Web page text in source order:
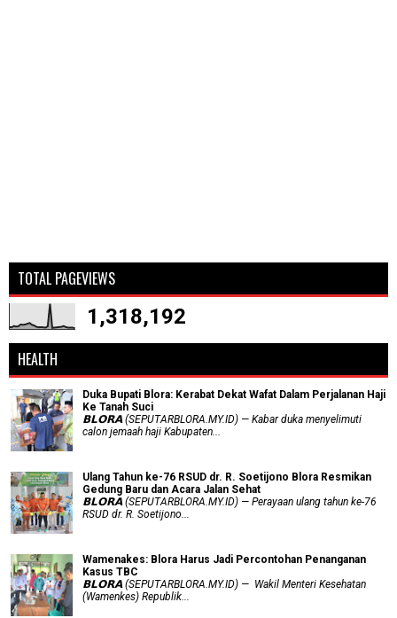
TOTAL PAGEVIEWS
1,318,192
HEALTH
Duka Bupati Blora: Kerabat Dekat Wafat Dalam Perjalanan Haji
Ke Tanah Suci
𝗕𝗟𝗢𝗥𝗔 (SEPUTARBLORA.MY.ID) — Kabar duka menyelimuti
calon jemaah haji Kabupaten...
Ulang Tahun ke-76 RSUD dr. R. Soetijono Blora Resmikan
Gedung Baru dan Acara Jalan Sehat
𝗕𝗟𝗢𝗥𝗔 (SEPUTARBLORA.MY.ID) — Perayaan ulang tahun ke-76
RSUD dr. R. Soetijono...
Wamenakes: Blora Harus Jadi Percontohan Penanganan
Kasus TBC
𝗕𝗟𝗢𝗥𝗔 (SEPUTARBLORA.MY.ID) — Wakil Menteri Kesehatan
(Wamenkes) Republik...